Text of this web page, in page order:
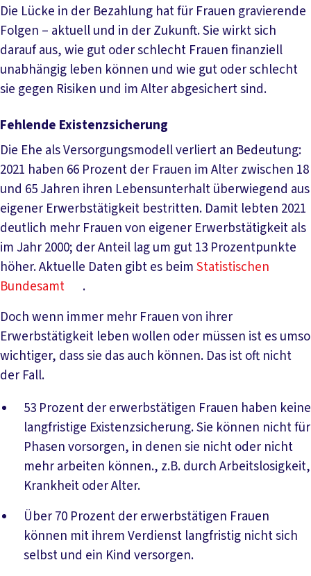
Die Lücke in der Bezahlung hat für Frauen gravierende
Folgen – aktuell und in der Zukunft. Sie wirkt sich
darauf aus, wie gut oder schlecht Frauen finanziell
unabhängig leben können und wie gut oder schlecht
sie gegen Risiken und im Alter abgesichert sind.
Fehlende Existenzsicherung
Die Ehe als Versorgungsmodell verliert an Bedeutung:
2021 haben 66 Prozent der Frauen im Alter zwischen 18
und 65 Jahren ihren Lebensunterhalt überwiegend aus
eigener Erwerbstätigkeit bestritten. Damit lebten 2021
deutlich mehr Frauen von eigener Erwerbstätigkeit als
im Jahr 2000; der Anteil lag um gut 13 Prozentpunkte
höher. Aktuelle Daten gibt es beimStatistischen
Bundesamt
.
Doch wenn immer mehr Frauen von ihrer
Erwerbstätigkeit leben wollen oder müssen ist es umso
wichtiger, dass sie das auch können. Das ist oft nicht
der Fall.
53 Prozent der erwerbstätigen Frauen haben keine
langfristige Existenzsicherung. Sie können nicht für
Phasen vorsorgen, in denen sie nicht oder nicht
mehr arbeiten können., z.B. durch Arbeitslosigkeit,
Krankheit oder Alter.
Über 70 Prozent der erwerbstätigen Frauen
können mit ihrem Verdienst langfristig nicht sich
selbst und ein Kind versorgen.